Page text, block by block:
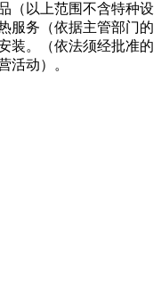
（以上范围不含特种设
服务（依据主管部门的
装。（依法须经批准的
活动）。